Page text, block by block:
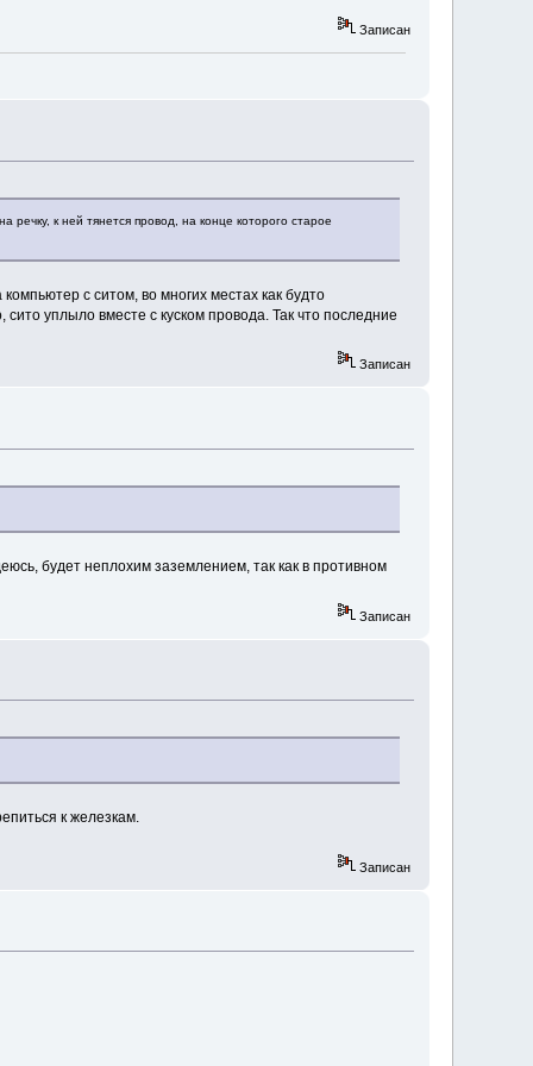
Записан
к ней тянется провод, на конце которого старое
с ситом, во многих местах как будто
уплыло вместе с куском провода. Так что последние
Записан
будет неплохим заземлением, так как в противном
Записан
к железкам.
Записан